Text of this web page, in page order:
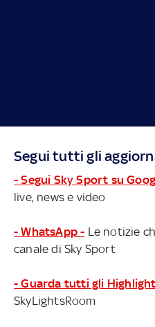
Segui tutti gli
- Segui Sky Sport su
live, news e video
- WhatsApp - Le notizie
canale di Sky Sport
- Guarda tutti gli
SkyLightsRoom